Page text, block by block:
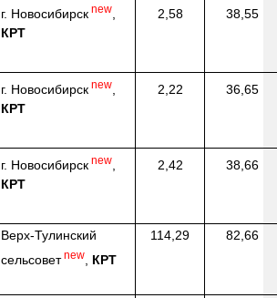
г. Новосибирск new
КРТ
2,58 38,55
г. Новосибирск new
КРТ
2,22 36,65
г. Новосибирск new
КРТ
2,42 38,66
Верх-Тулинский
сельсовет new КРТ
114,29 82,66